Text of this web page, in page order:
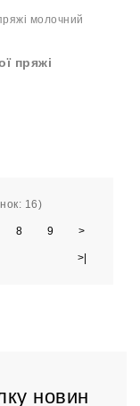
пряжі
16)
8 9 >
>|
новин